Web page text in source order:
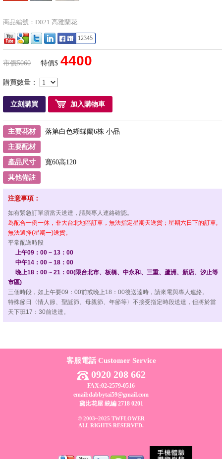
商品編號：D021 高雅蘭花
12345
市價5060 特價$ 4400
購買數量：
立刻購買 加入購物車
主要花材 落第白色蝴蝶蘭6株 小品
主要配材
產品尺寸 寬60高120
其他備註
注意事項：
如有緊急訂單須當天送達，請與專人連絡確認。
為配合一例一休，非大台北地區訂單，無法指定星期天送貨；星期六日下的訂單,
無法選擇(星期一)送貨。
平常配送時段
上午09：00 ~ 13：00
中午14：00 ~ 18：00
晚上18：00 ~ 21：00(限台北市、板橋、中永和、三重、蘆洲、新店、汐止等
市區)
三個時段，如上午要09：00前或晚上18：00後送達時，請來電與專人連絡。
特殊節日〈情人節、聖誕節、母親節、年節等〉不接受指定時段送達，但將於當
天下班17：30前送達。
客服電話 Customer Service
0920 208 662
FAX:02-2579-0516
email:dabbytai59@gmail.com
黛比花屋 統編 2718 0201
© 2003~2025 TWFLOWER
ALL RIGHTS RESERVED.